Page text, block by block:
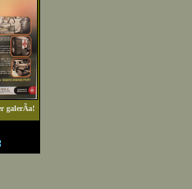
galerÃ­a!